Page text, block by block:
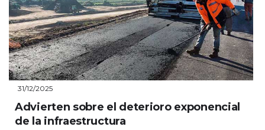
31/12/2025
Advierten sobre el deterioro exponencial
de la infraestructura